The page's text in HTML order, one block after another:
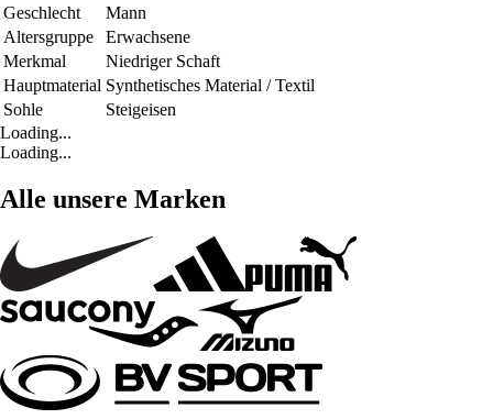
Geschlecht
Mann
Altersgruppe
Erwachsene
Merkmal
Niedriger Schaft
Hauptmaterial Synthetisches Material / Textil
Sohle
Steigeisen
Loading...
Loading...
Alle unsere Marken